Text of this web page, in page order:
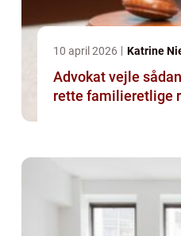
10 april 2026 Katrine
Advokat vejle sådan vælger du den
rette familieretlige